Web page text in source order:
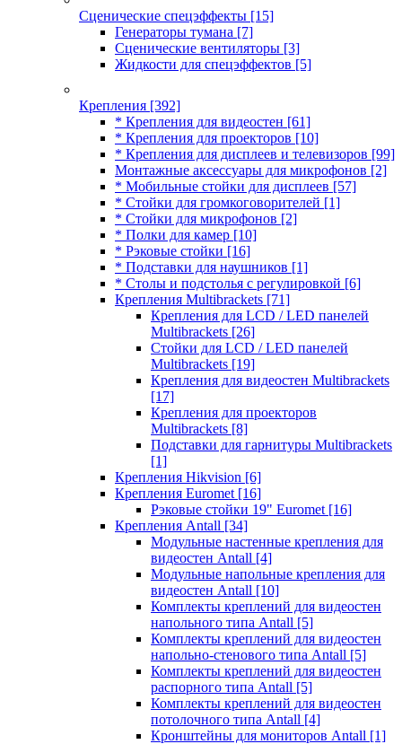
Сценические спецэффекты [15]
Генераторы тумана [7]
Сценические вентиляторы [3]
Жидкости для спецэффектов [5]
Крепления [392]
* Крепления для видеостен [61]
* Крепления для проекторов [10]
* Крепления для дисплеев и телевизоров [99]
Монтажные аксессуары для микрофонов [2]
* Мобильные стойки для дисплеев [57]
* Стойки для громкоговорителей [1]
* Стойки для микрофонов [2]
* Полки для камер [10]
* Рэковые стойки [16]
* Подставки для наушников [1]
* Столы и подстолья с регулировкой [6]
Крепления Multibrackets [71]
Крепления для LCD / LED панелей
Multibrackets [26]
Стойки для LCD / LED панелей
Multibrackets [19]
Крепления для видеостен Multibrackets
[17]
Крепления для проекторов
Multibrackets [8]
Подставки для гарнитуры Multibrackets
[1]
Крепления Hikvision [6]
Крепления Euromet [16]
Рэковые стойки 19" Euromet [16]
Крепления Antall [34]
Модульные настенные крепления для
видеостен Antall [4]
Модульные напольные крепления для
видеостен Antall [10]
Комплекты креплений для видеостен
напольного типа Antall [5]
Комплекты креплений для видеостен
напольно-стенового типа Antall [5]
Комплекты креплений для видеостен
распорного типа Antall [5]
Комплекты креплений для видеостен
потолочного типа Antall [4]
Кронштейны для мониторов Antall [1]